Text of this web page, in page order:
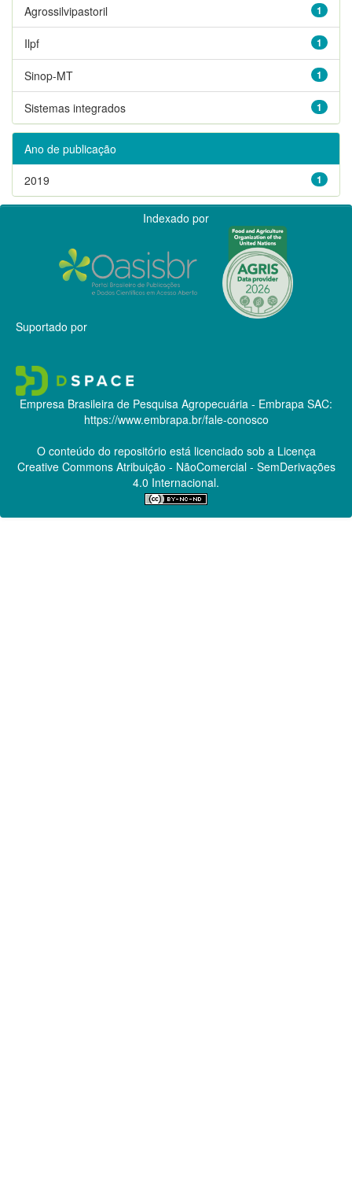
1
Agrossilvipastoril
1
Ilpf
1
Sinop-MT
1
Sistemas integrados
Ano de publicação
1
2019
Indexado por
Suportado por
Empresa Brasileira de Pesquisa Agropecuária - Embrapa SAC:
https://www.embrapa.br/fale-conosco
O conteúdo do repositório está licenciado sob a Licença
Creative CommonsAtribuição - NãoComercial - SemDerivações
4.0 Internacional.